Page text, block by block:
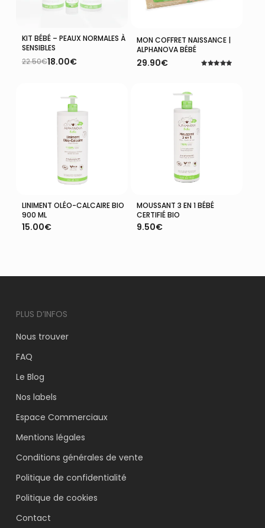
Plus D'infos
KIT BÉBÉ – PEAUX NORMALES À
SENSIBLES
22.50€
Le
18.00€
Le
Lire La Suite
MON COFFRET NAISSANCE |
ALPHANOVA BÉBÉ
29.90€
Ajouter Au Panier
LINIMENT OLÉO-CALCAIRE BIO
900 ML
15.00€
Ajouter Au Panier
MOUSSANT 3 EN 1 BÉBÉ
CERTIFIÉ BIO
9.50€
PLUS D’INFOS
Nous trouver
FAQ
Le Blog
Nos labels
Espace Commerciaux
Mentions légales
Conditions générales de vente
Politique de confidentialité
Politique de cookies
Contact